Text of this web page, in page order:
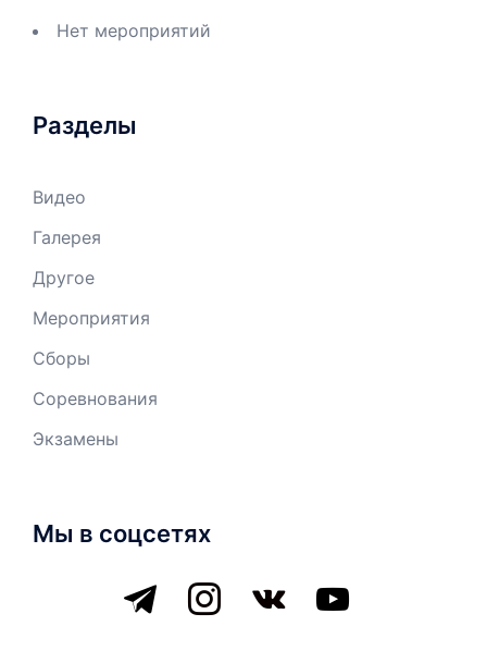
Нет мероприятий
Разделы
Видео
Галерея
Другое
Мероприятия
Сборы
Соревнования
Экзамены
Мы в соцсетях
telegram instagramvkontakteyoutube